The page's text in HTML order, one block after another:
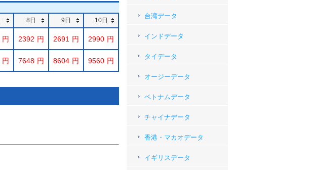
8日 9日 10日
2392 2691 2990
7648 8604 9560
台湾データ
インドデータ
タイデータ
オージーデータ
ベトナムデータ
チャイナデータ
香港・マカオデータ
イギリスデータ